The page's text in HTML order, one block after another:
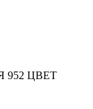
952 ЦВЕТ